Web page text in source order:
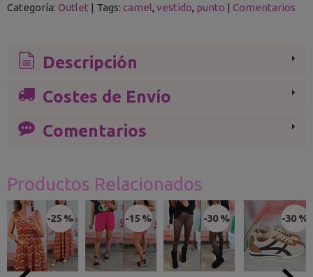
Categoría: Outlet | Tags: camel vestido punto | Comentarios
Descripción
Costes de Envío
Comentarios
Productos Relacionados
-25 % -15 % -30 % -30 %